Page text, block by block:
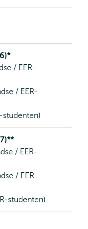
/ EER-
/ EER-
studenten)
/ EER-
/ EER-
studenten)